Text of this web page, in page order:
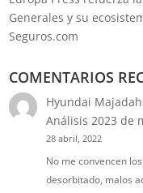
Generales y su
Seguros.com
COMENTARIOS
Hyundai
Análisis 2023 de
28 abril, 2022
No me convencen
desorbitado, malos